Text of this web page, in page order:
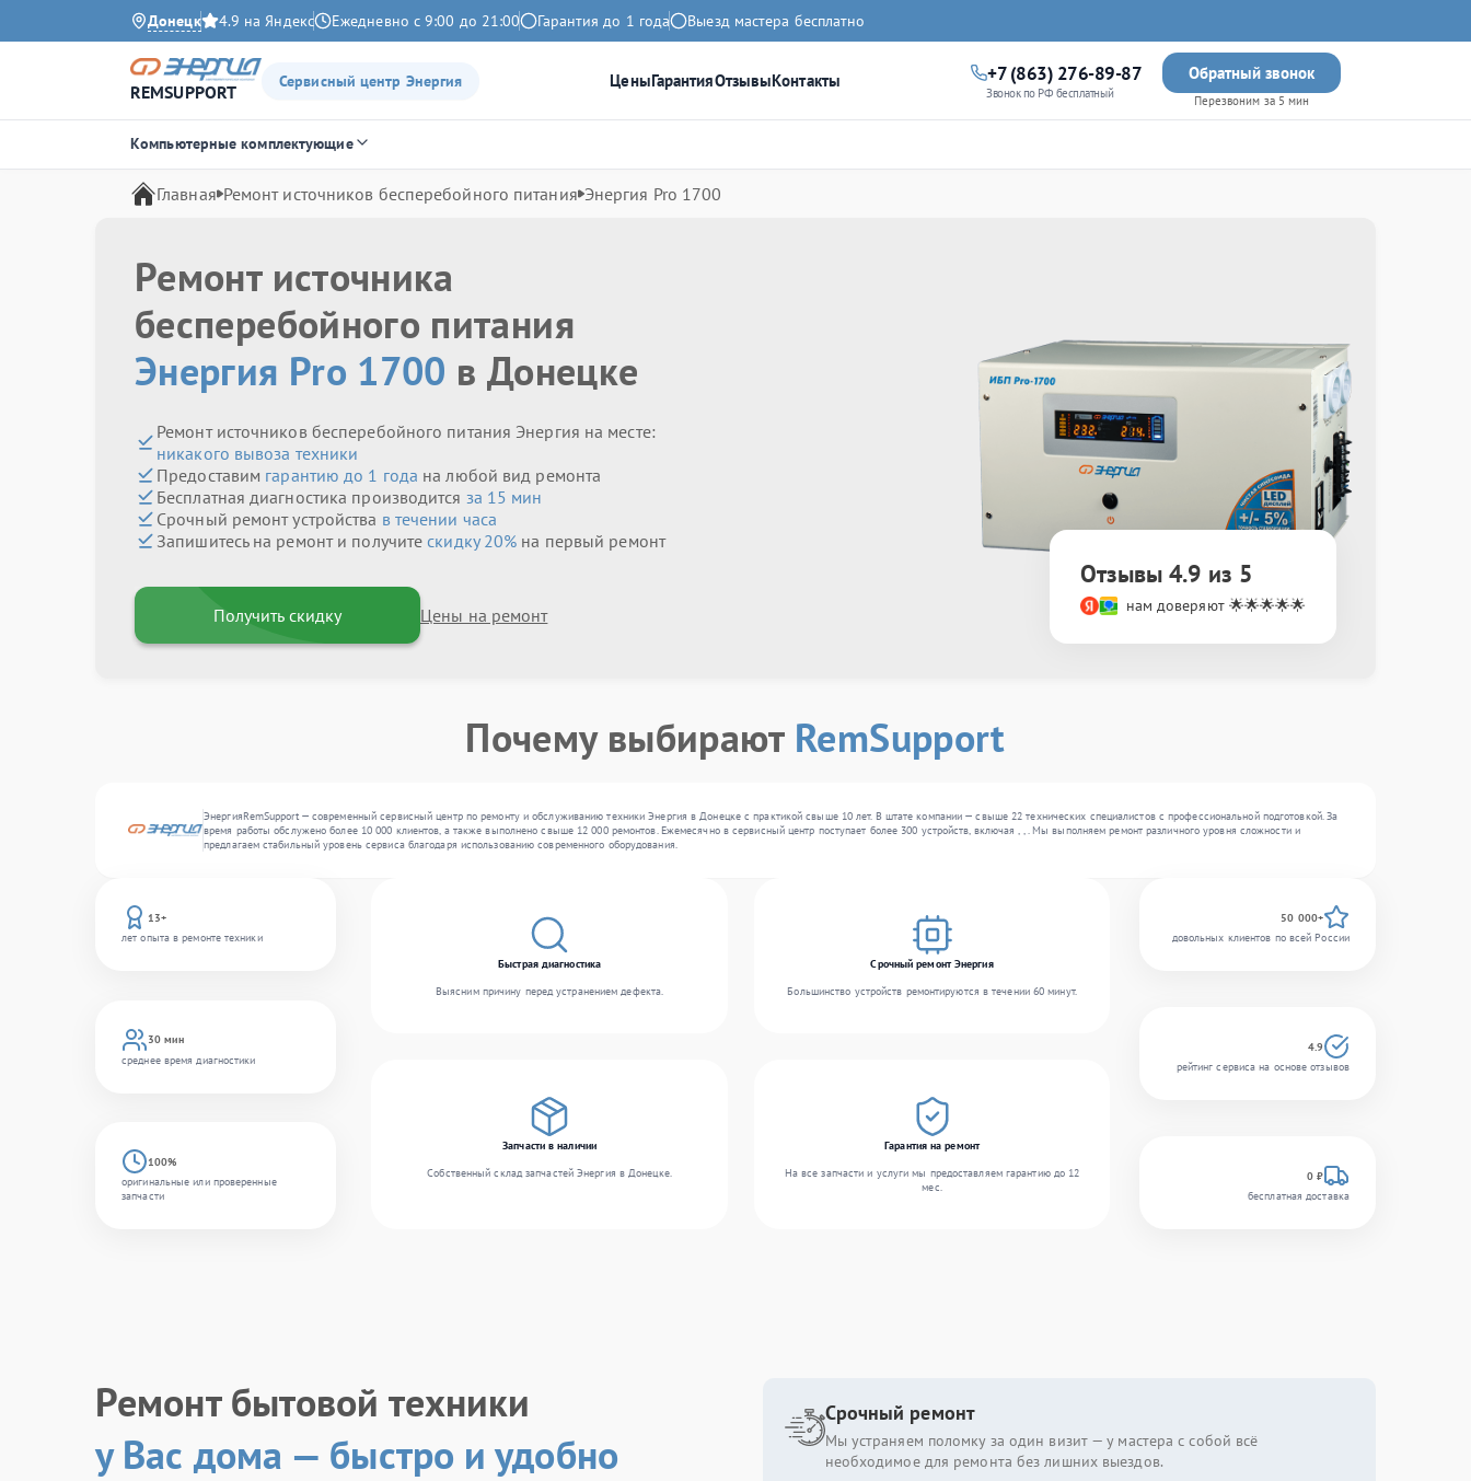
Донецк 4.9 на Яндекс Ежедневно с 9:00 до 21:00 Гарантия до 1 года Выезд мастера бесплатно
REMSUPPORT
Сервисный центр Энергия ЦеныГарантияОтзывыКонтакты +7 (863) 276-89-87
Звонок по РФ бесплатный
Обратный звонок
Перезвоним за 5 мин
Компьютерные комплектующие
Главная Ремонт источников бесперебойного питания Энергия Pro 1700
Ремонт источника
бесперебойного питания
Энергия Pro 1700 в Донецке
Ремонт источников бесперебойного питания Энергия на месте:
никакого вывоза техники
Предоставим гарантию до 1 года на любой вид ремонта
Бесплатная диагностика производится за 15 мин
Срочный ремонт устройства в течении часа
Запишитесь на ремонт и получитескидку 20% на первый ремонт
Получить скидку Цены на ремонт
Отзывы 4.9 из 5
нам доверяют 🌟🌟🌟🌟🌟
Почему выбирают RemSupport
ЭнергияRemSupport — современный сервисный центр по ремонту и обслуживанию техники Энергия в Донецке с практикой свыше 10 лет. В штате компании — свыше 22 технических специалистов с профессиональной подготовкой. За
время работы обслужено более 10 000 клиентов, а также выполнено свыше 12 000 ремонтов. Ежемесячно в сервисный центр поступает более 300 устройств, включая , , . Мы выполняем ремонт различного уровня сложности и
предлагаем стабильный уровень сервиса благодаря использованию современного оборудования.
13+
лет опыта в ремонте техники
30 мин
среднее время диагностики
100%
оригинальные или проверенные
запчасти
Быстрая диагностика
Выясним причину перед устранением дефекта.
Срочный ремонт Энергия
Большинство устройств ремонтируются в течении 60 минут.
Запчасти в наличии
Собственный склад запчастей Энергия в Донецке.
Гарантия на ремонт
На все запчасти и услуги мы предоставляем гарантию до 12
мес.
50 000+
довольных клиентов по всей России
4.9
рейтинг сервиса на основе отзывов
0 ₽
бесплатная доставка
Ремонт бытовой техники
у Вас дома — быстро и удобно
Срочный ремонт
Мы устраняем поломку за один визит — у мастера с собой всё
необходимое для ремонта без лишних выездов.